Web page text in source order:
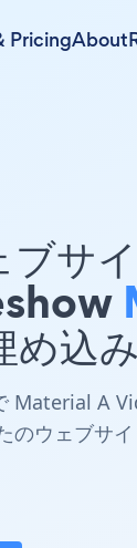
PricingAbout
ブサ
込み
Material A
ウェブサイ